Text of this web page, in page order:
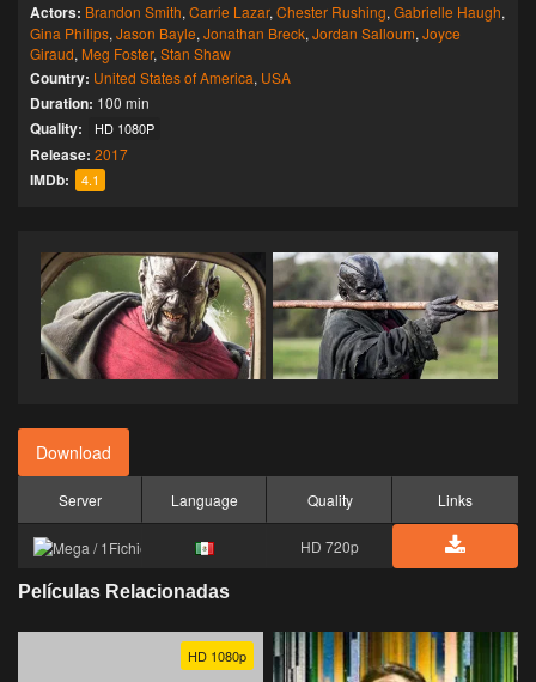
Actors: Brandon Smith, Carrie Lazar, Chester Rushing, Gabrielle Haugh,
Gina Philips, Jason Bayle, Jonathan Breck, Jordan Salloum, Joyce
Giraud, Meg Foster, Stan Shaw
Country: United States of America, USA
Duration: 100 min
Quality: HD 1080P
Release: 2017
IMDb: 4.1
Download
Server Language Quality Links
HD 720p
Películas Relacionadas
HD 1080p